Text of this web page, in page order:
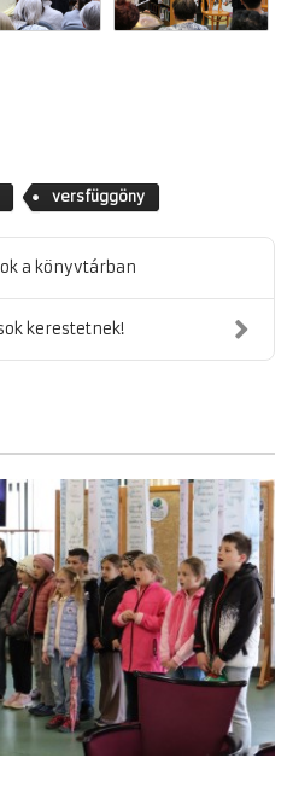
versfüggöny
a könyvtárban
kerestetnek!